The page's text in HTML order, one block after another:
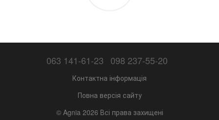
063 141-61-23 098 237-55-20
Контактна інформація
Повна версія сайту
© Agnia 2026 Всі права захищені